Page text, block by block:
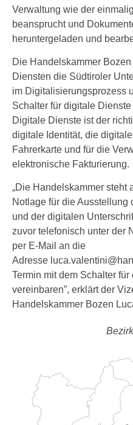
Verwaltung wie der
beansprucht und
heruntergeladen und
Die Handelskammer
Diensten die Südtiroler
im Digitalisierungsprozess
Schalter für digitale
Digitale Dienste ist der
digitale Identität, die
Fahrerkarte und für die
elektronische Fakturierung.
„Die Handelskammer steht
Notlage für die Ausstellung
und der digitalen
zuvor telefonisch unter der
per E-Mail an die
Adresse
Termin mit dem Schalter
vereinbaren”, erklärt der
Handelskammer Bozen